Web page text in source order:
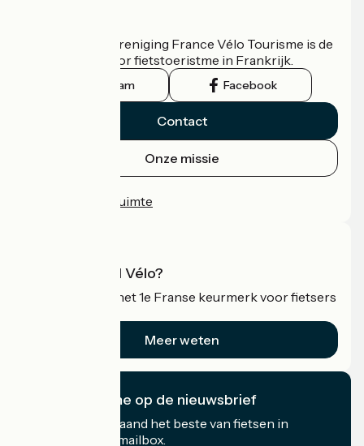
De nationale vereniging France Vélo Tourisme is de
officiële gids voor fietstoeristme in Frankrijk.
Instagram Facebook
Contact
Onze missie
Professionele ruimte
Wat is Accueil Vélo?
Accueil Vélo is het 1e Franse keurmerk voor fietsers
Meer weten
Ik abonneer me op de nieuwsbrief
Ontvang elke maand het beste van fietsen in
Frankrijk in uw mailbox.